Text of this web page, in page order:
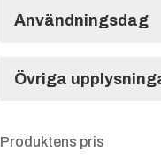
Användningsdag
Övriga
Produktens pris